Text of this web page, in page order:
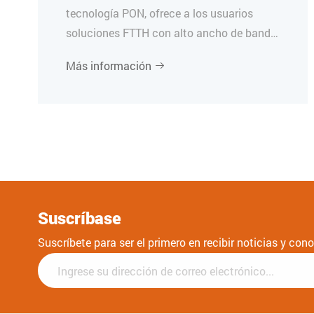
tecnología PON, ofrece a los usuarios
soluciones FTTH con alto ancho de banda,
Más información 
Suscríbase
Suscríbete para ser el primero en recibir noticias y